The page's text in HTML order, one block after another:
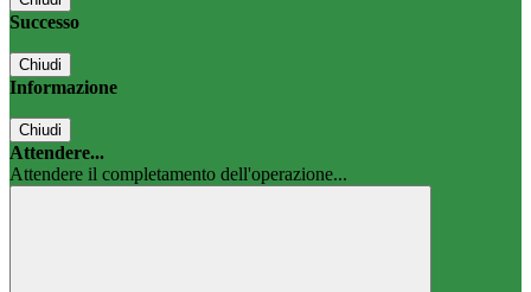
Successo
Chiudi
Informazione
Chiudi
Attendere...
Attendere il completamento dell'operazione...